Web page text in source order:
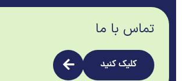
تماس با ما
کلیک کنید